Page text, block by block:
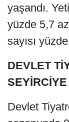
yaşandı.
yüzde 5,7
sayısı
DEVLET
Devlet